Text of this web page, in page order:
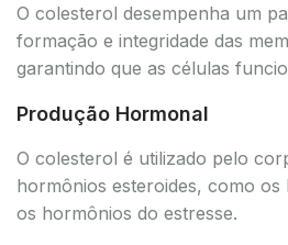
O colesterol desempenha um
formação e integridade das
garantindo que as células
Produção Hormonal
O colesterol é utilizado pelo
hormônios esteroides, como os
os hormônios do estresse.